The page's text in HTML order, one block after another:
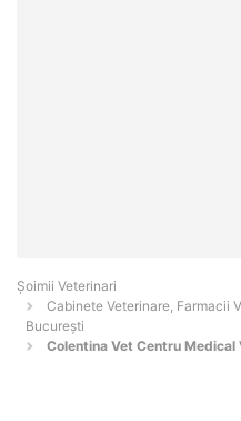
Șoimii Veterinari
Cabinete Veterinare, Farmacii
Bucureşti
Colentina Vet Centru Medical